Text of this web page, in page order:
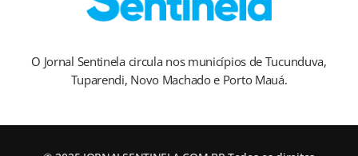
O Jornal Sentinela circula nos municípios de Tucunduva,
Tuparendi, Novo Machado e Porto Mauá.